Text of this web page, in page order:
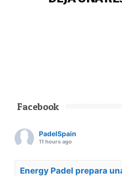
Facebook
PadelSpain
11 hours ago
Energy Padel prepara